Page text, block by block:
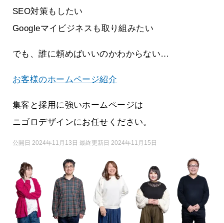
SEO対策もしたい
Googleマイビジネスも取り組みたい
でも、誰に頼めばいいのかわからない…
お客様のホームページ紹介
集客と採用に強いホームページは
ニゴロデザインにお任せください。
公開日 2024年11月13日 最終更新日 2024年11月15日